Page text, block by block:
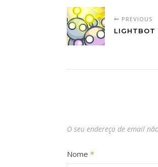
PREVIOUS
LIGHTBOT
O seu endereço de email
Nome *